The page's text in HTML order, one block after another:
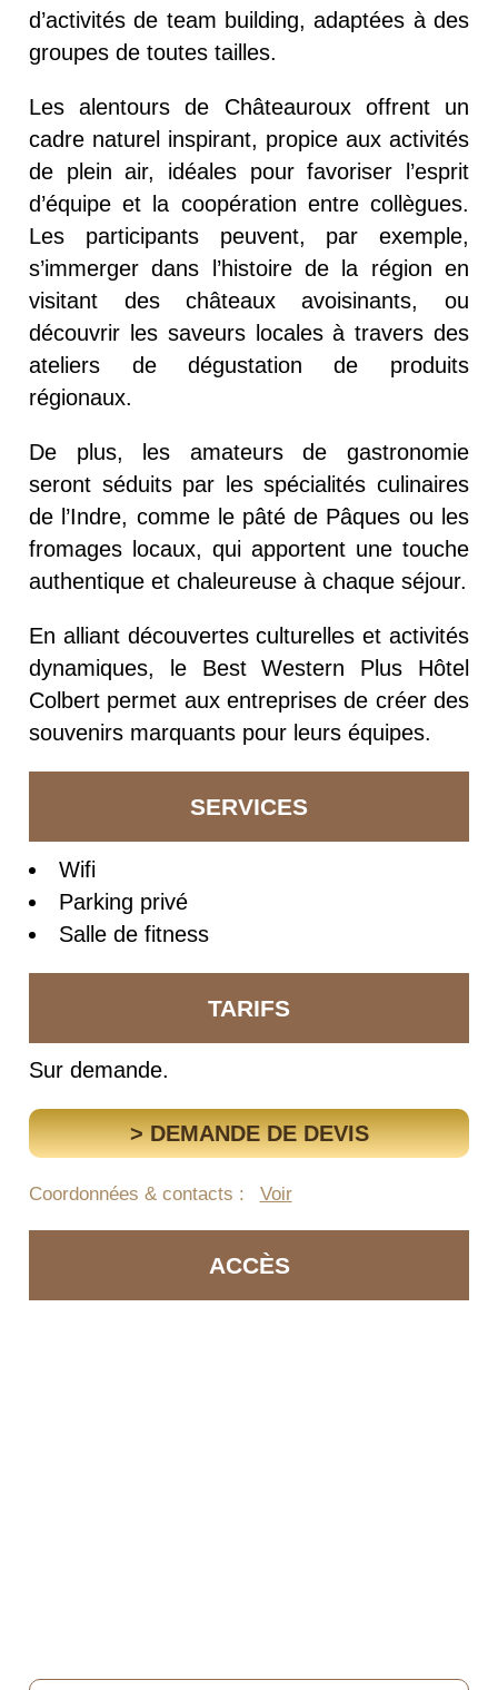
d’activités de team building, adaptées à des
groupes de toutes tailles.
Les alentours de Châteauroux offrent un
cadre naturel inspirant, propice aux activités
de plein air, idéales pour favoriser l’esprit
d’équipe et la coopération entre collègues.
Les participants peuvent, par exemple,
s’immerger dans l’histoire de la région en
visitant des châteaux avoisinants, ou
découvrir les saveurs locales à travers des
ateliers de dégustation de produits
régionaux.
De plus, les amateurs de gastronomie
seront séduits par les spécialités culinaires
de l’Indre, comme le pâté de Pâques ou les
fromages locaux, qui apportent une touche
authentique et chaleureuse à chaque séjour.
En alliant découvertes culturelles et activités
dynamiques, le Best Western Plus Hôtel
Colbert permet aux entreprises de créer des
souvenirs marquants pour leurs équipes.
SERVICES
Wifi
Parking privé
Salle de fitness
TARIFS
Sur demande.
> DEMANDE DE DEVIS
Coordonnées & contacts : Voir
ACCÈS